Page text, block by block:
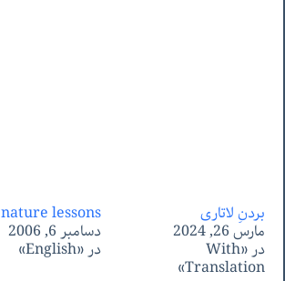
بردنِ لاتاری
مارس 26, 2024
در «With
Translation»
nature lessons
دسامبر 6, 2006
در «English»